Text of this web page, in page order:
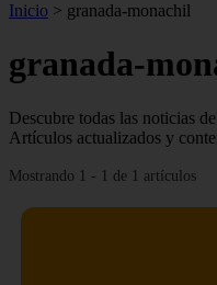
Inicio > granada-monachil
granada-
Descubre todas las noticias
Artículos actualizados y
Mostrando 1 - 1 de 1 artículos